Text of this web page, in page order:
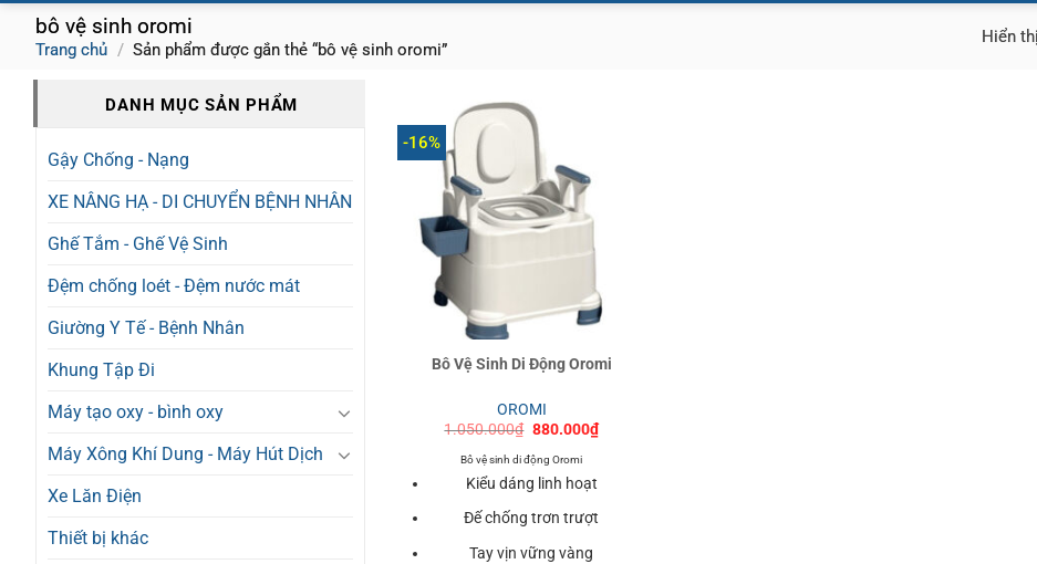
bô vệ sinh oromi
Trang chủ / Sản phẩm được gắn thẻ “bô vệ sinh oromi”
Hiển
DANH MỤC SẢN PHẨM
Gậy Chống - Nạng
XE NÂNG HẠ - DI CHUYỂN BỆNH NHÂN
Ghế Tắm - Ghế Vệ Sinh
Đệm chống loét - Đệm nước mát
Giường Y Tế - Bệnh Nhân
Khung Tập Đi
Máy tạo oxy - bình oxy
Máy Xông Khí Dung - Máy Hút Dịch
Xe Lăn Điện
Thiết bị khác
-16%
Bô Vệ Sinh Di Động Oromi
OROMI
1.050.000₫ Giá
là:
1.050.000₫.
880.000₫Giá
Bô vệ sinh di động Oromi
Kiểu dáng linh hoạt
Đế chống trơn trượt
Tay vịn vững vàng